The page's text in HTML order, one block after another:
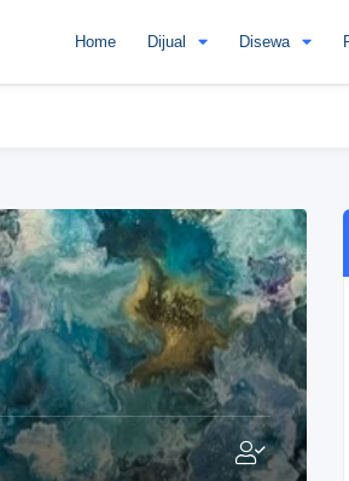
Home Dijual Disewa